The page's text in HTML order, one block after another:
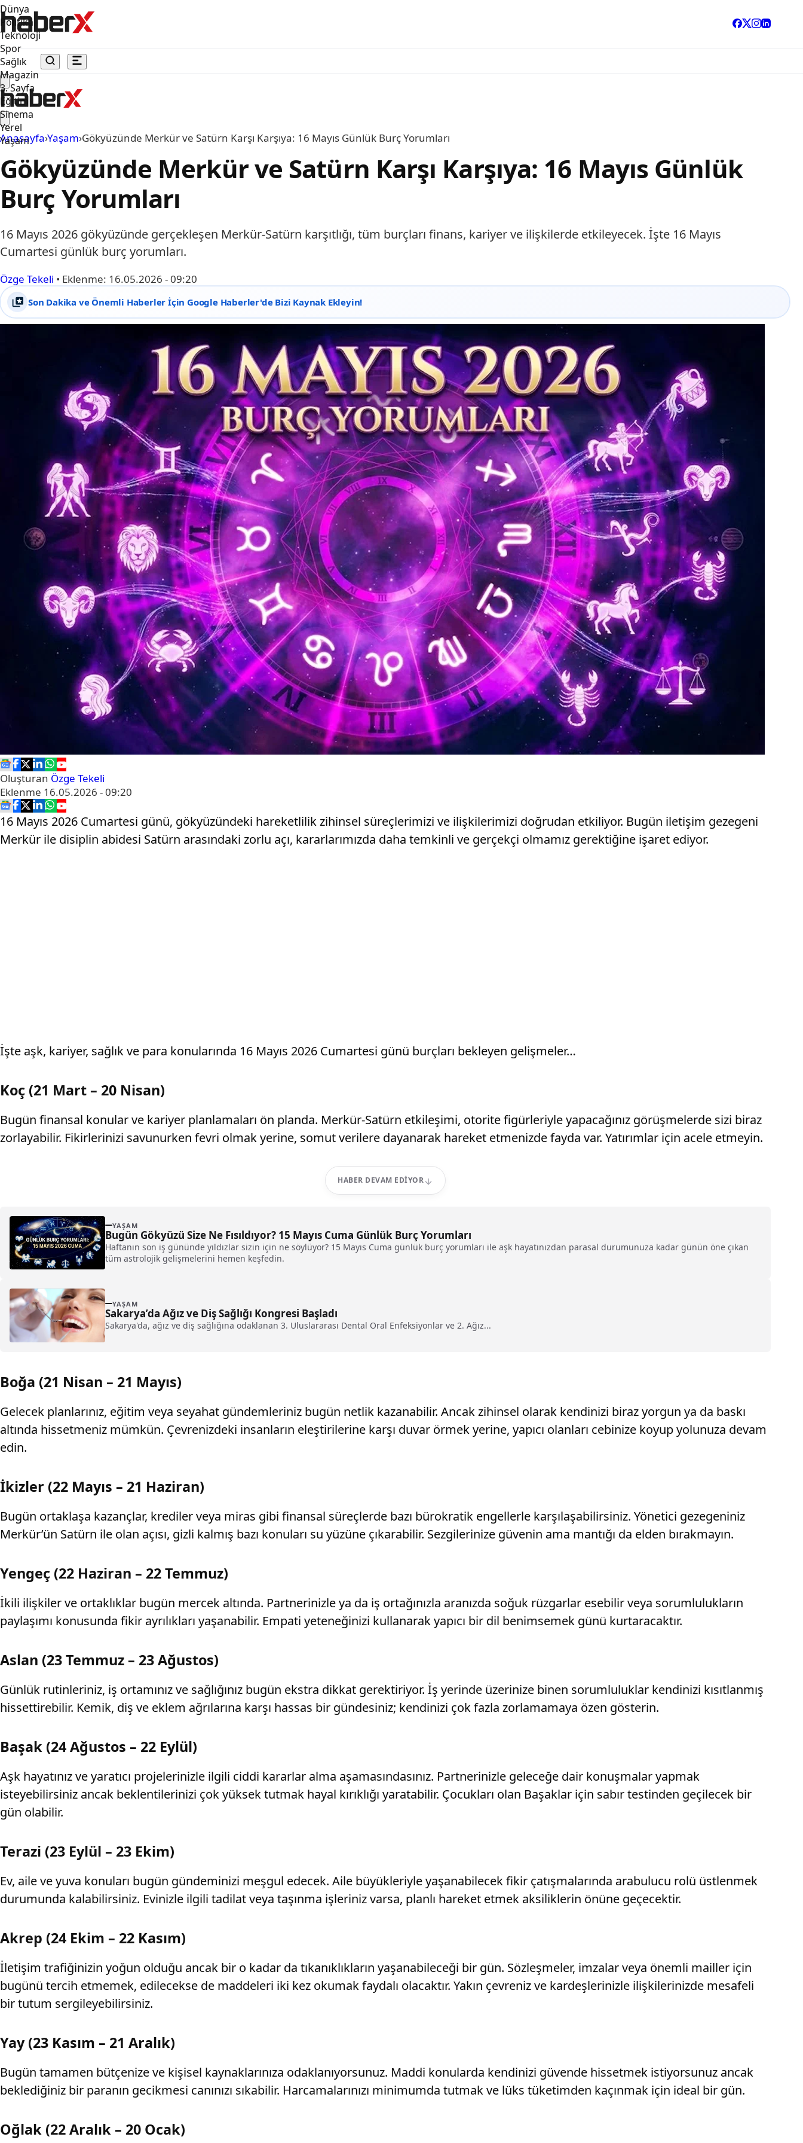
Dünya
Politika
Teknoloji
Spor
Sağlık
Magazin
3. Sayfa
Eğitim
Sinema
Yerel
Yaşam
Anasayfa›Yaşam›Gökyüzünde Merkür ve Satürn Karşı Karşıya: 16 Mayıs Günlük Burç Yorumları
Gökyüzünde Merkür ve Satürn Karşı Karşıya: 16 Mayıs Günlük
Burç Yorumları
16 Mayıs 2026 gökyüzünde gerçekleşen Merkür-Satürn karşıtlığı, tüm burçları finans, kariyer ve ilişkilerde etkileyecek. İşte 16 Mayıs
Cumartesi günlük burç yorumları.
Özge Tekeli • Eklenme: 16.05.2026 - 09:20
Son Dakika ve Önemli Haberler İçin Google Haberler'de Bizi Kaynak Ekleyin!
Oluşturan Özge Tekeli
Eklenme 16.05.2026 - 09:20
16 Mayıs 2026 Cumartesi günü, gökyüzündeki hareketlilik zihinsel süreçlerimizi ve ilişkilerimizi doğrudan etkiliyor. Bugün iletişim gezegeni
Merkür ile disiplin abidesi Satürn arasındaki zorlu açı, kararlarımızda daha temkinli ve gerçekçi olmamız gerektiğine işaret ediyor.
İşte aşk, kariyer, sağlık ve para konularında 16 Mayıs 2026 Cumartesi günü burçları bekleyen gelişmeler…
Koç (21 Mart – 20 Nisan)
Bugün finansal konular ve kariyer planlamaları ön planda. Merkür-Satürn etkileşimi, otorite figürleriyle yapacağınız görüşmelerde sizi biraz
zorlayabilir. Fikirlerinizi savunurken fevri olmak yerine, somut verilere dayanarak hareket etmenizde fayda var. Yatırımlar için acele etmeyin.
HABER DEVAM EDIYOR
YAŞAM
Bugün Gökyüzü Size Ne Fısıldıyor? 15 Mayıs Cuma Günlük Burç Yorumları
Haftanın son iş gününde yıldızlar sizin için ne söylüyor? 15 Mayıs Cuma günlük burç yorumları ile aşk hayatınızdan parasal durumunuza kadar günün öne çıkan
tüm astrolojik gelişmelerini hemen keşfedin.
YAŞAM
Sakarya’da Ağız ve Diş Sağlığı Kongresi Başladı
Sakarya'da, ağız ve diş sağlığına odaklanan 3. Uluslararası Dental Oral Enfeksiyonlar ve 2. Ağız...
Boğa (21 Nisan – 21 Mayıs)
Gelecek planlarınız, eğitim veya seyahat gündemleriniz bugün netlik kazanabilir. Ancak zihinsel olarak kendinizi biraz yorgun ya da baskı
altında hissetmeniz mümkün. Çevrenizdeki insanların eleştirilerine karşı duvar örmek yerine, yapıcı olanları cebinize koyup yolunuza devam
edin.
İkizler (22 Mayıs – 21 Haziran)
Bugün ortaklaşa kazançlar, krediler veya miras gibi finansal süreçlerde bazı bürokratik engellerle karşılaşabilirsiniz. Yönetici gezegeniniz
Merkür’ün Satürn ile olan açısı, gizli kalmış bazı konuları su yüzüne çıkarabilir. Sezgilerinize güvenin ama mantığı da elden bırakmayın.
Yengeç (22 Haziran – 22 Temmuz)
İkili ilişkiler ve ortaklıklar bugün mercek altında. Partnerinizle ya da iş ortağınızla aranızda soğuk rüzgarlar esebilir veya sorumlulukların
paylaşımı konusunda fikir ayrılıkları yaşanabilir. Empati yeteneğinizi kullanarak yapıcı bir dil benimsemek günü kurtaracaktır.
Aslan (23 Temmuz – 23 Ağustos)
Günlük rutinleriniz, iş ortamınız ve sağlığınız bugün ekstra dikkat gerektiriyor. İş yerinde üzerinize binen sorumluluklar kendinizi kısıtlanmış
hissettirebilir. Kemik, diş ve eklem ağrılarına karşı hassas bir gündesiniz; kendinizi çok fazla zorlamamaya özen gösterin.
Başak (24 Ağustos – 22 Eylül)
Aşk hayatınız ve yaratıcı projelerinizle ilgili ciddi kararlar alma aşamasındasınız. Partnerinizle geleceğe dair konuşmalar yapmak
isteyebilirsiniz ancak beklentilerinizi çok yüksek tutmak hayal kırıklığı yaratabilir. Çocukları olan Başaklar için sabır testinden geçilecek bir
gün olabilir.
Terazi (23 Eylül – 23 Ekim)
Ev, aile ve yuva konuları bugün gündeminizi meşgul edecek. Aile büyükleriyle yaşanabilecek fikir çatışmalarında arabulucu rolü üstlenmek
durumunda kalabilirsiniz. Evinizle ilgili tadilat veya taşınma işleriniz varsa, planlı hareket etmek aksiliklerin önüne geçecektir.
Akrep (24 Ekim – 22 Kasım)
İletişim trafiğinizin yoğun olduğu ancak bir o kadar da tıkanıklıkların yaşanabileceği bir gün. Sözleşmeler, imzalar veya önemli mailler için
bugünü tercih etmemek, edilecekse de maddeleri iki kez okumak faydalı olacaktır. Yakın çevreniz ve kardeşlerinizle ilişkilerinizde mesafeli
bir tutum sergileyebilirsiniz.
Yay (23 Kasım – 21 Aralık)
Bugün tamamen bütçenize ve kişisel kaynaklarınıza odaklanıyorsunuz. Maddi konularda kendinizi güvende hissetmek istiyorsunuz ancak
beklediğiniz bir paranın gecikmesi canınızı sıkabilir. Harcamalarınızı minimumda tutmak ve lüks tüketimden kaçınmak için ideal bir gün.
Oğlak (22 Aralık – 20 Ocak)